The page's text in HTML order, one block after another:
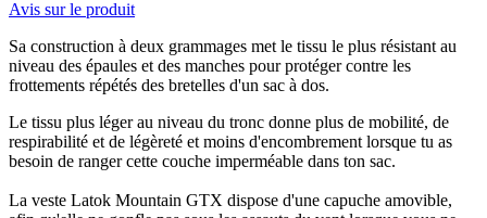
Avis sur le produit
Sa construction à deux grammages met le tissu le plus résistant au
niveau des épaules et des manches pour protéger contre les
frottements répétés des bretelles d'un sac à dos.
Le tissu plus léger au niveau du tronc donne plus de mobilité, de
respirabilité et de légèreté et moins d'encombrement lorsque tu as
besoin de ranger cette couche imperméable dans ton sac.
La veste Latok Mountain GTX dispose d'une capuche amovible,